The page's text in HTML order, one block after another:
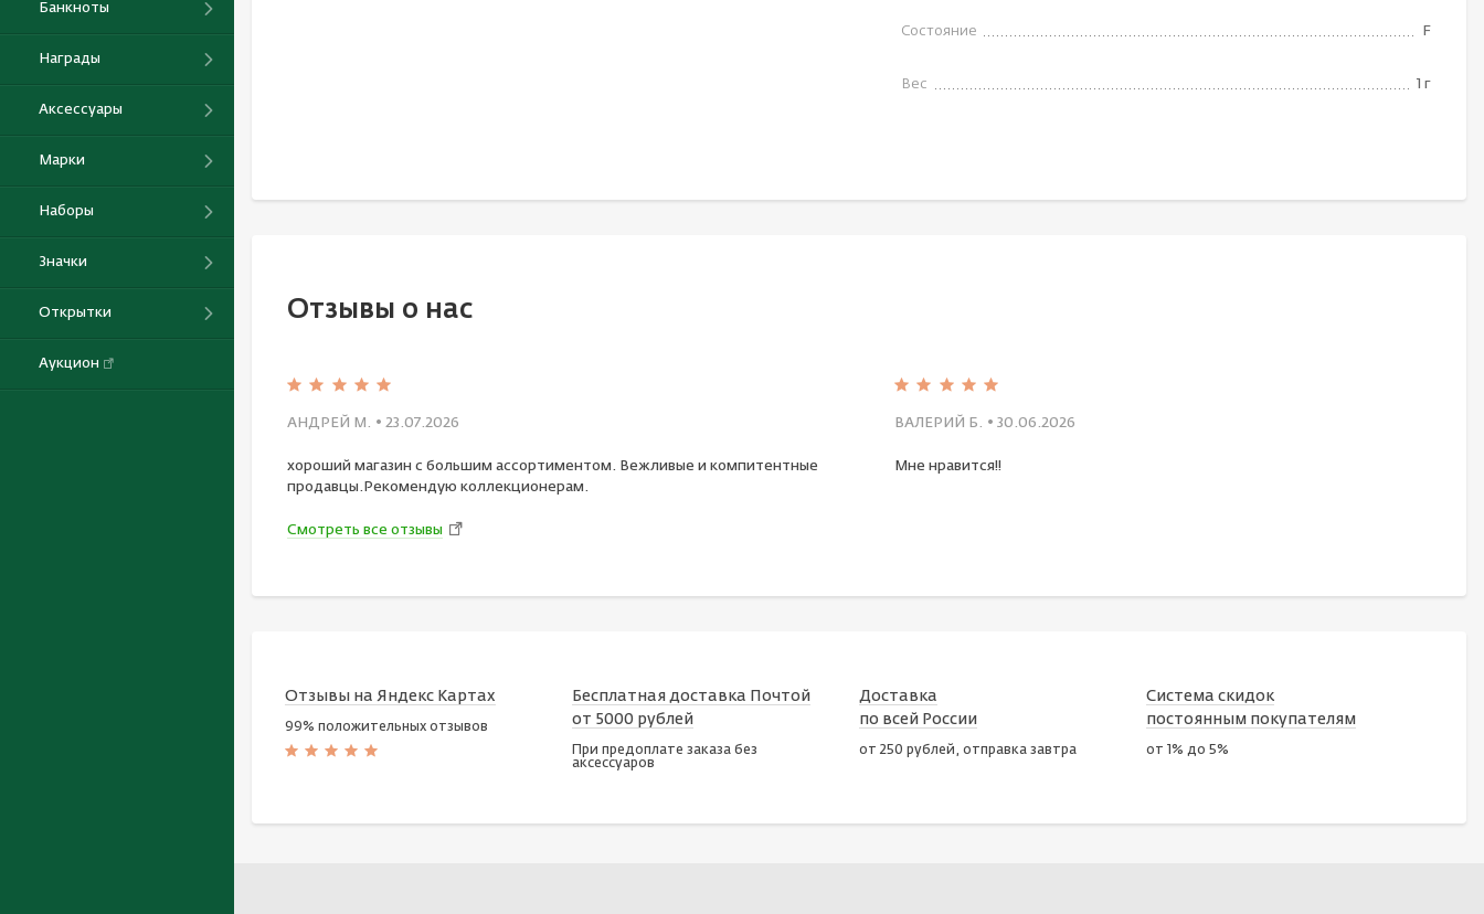
Банкноты
Награды
Аксессуары
Марки
Наборы
Значки
Открытки
Аукцион
Состояние F
Вес 1 г
Отзывы о нас
АНДРЕЙ М. • 23.07.2026
хороший магазин с большим ассортиментом. Вежливые и компитентные
продавцы.Рекомендую коллекционерам.
ВАЛЕРИЙ Б. • 30.06.2026
Мне нравится!!
Смотреть все отзывы
Отзывы на Яндекс Картах
99% положительных отзывов
Бесплатная доставка Почтой
от 5000 рублей
При предоплате заказа без
аксессуаров
Доставка
по всей России
от 250 рублей, отправка завтра
Система скидок
постоянным покупателям
от 1% до 5%